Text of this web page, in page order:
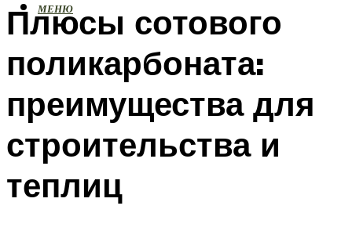
МЕНЮ
Плюсы сотового
поликарбоната:
преимущества для
строительства и
теплиц